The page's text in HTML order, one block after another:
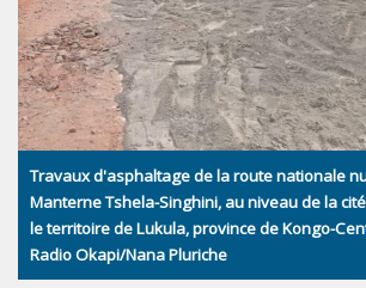
Travaux d'asphaltage de la route nationale
Manterne Tshela-Singhini, au niveau de la
le territoire de Lukula, province de Kongo-
Radio Okapi/Nana Pluriche